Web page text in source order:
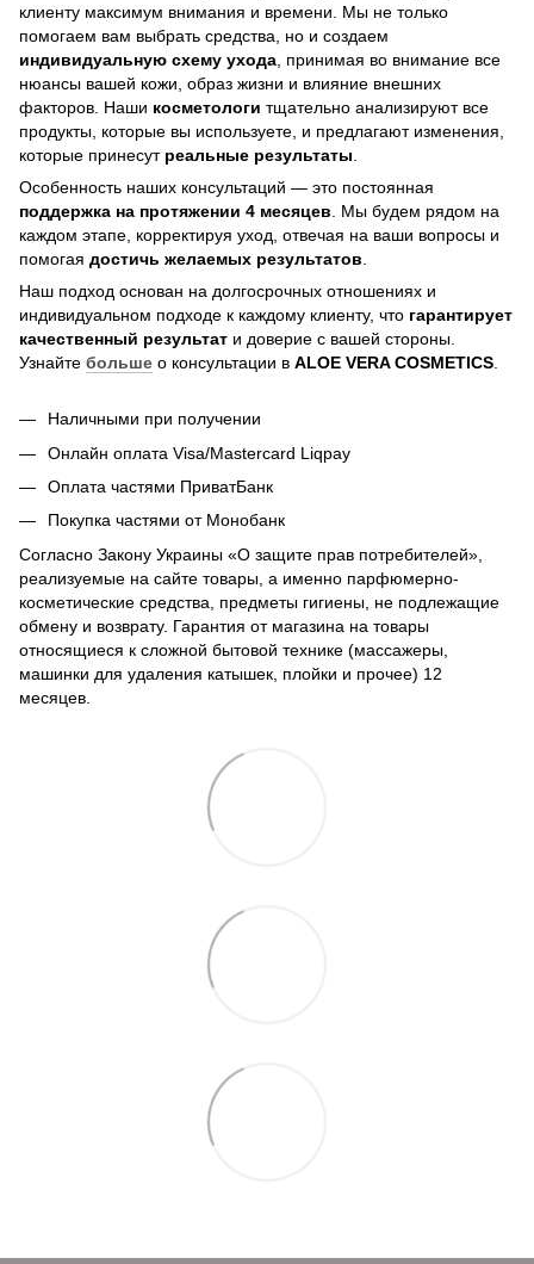
клиенту максимум внимания и времени. Мы не только
помогаем вам выбрать средства, но и создаем
индивидуальную схему ухода , принимая во внимание все
нюансы вашей кожи, образ жизни и влияние внешних
факторов. Наши косметологи тщательно анализируют все
продукты, которые вы используете, и предлагают изменения,
которые принесут реальные результаты
Особенность наших консультаций — это постоянная
поддержка на протяжении 4 месяцев . Мы будем рядом на
каждом этапе, корректируя уход, отвечая на ваши вопросы и
помогая достичь желаемых результатов
Наш подход основан на долгосрочных отношениях и
индивидуальном подходе к каждому клиенту, что гарантирует
качественный результат и доверие с вашей стороны.
Узнайте больше о консультации в ALOE VERA COSMETICS
Наличными при получении
Онлайн оплата Visa/Mastercard Liqpay
Оплата частями ПриватБанк
Покупка частями от Монобанк
Согласно Закону Украины «О защите прав потребителей»,
реализуемые на сайте товары, а именно парфюмерно-
косметические средства, предметы гигиены, не подлежащие
обмену и возврату. Гарантия от магазина на товары
относящиеся к сложной бытовой технике (массажеры,
машинки для удаления катышек, плойки и прочее) 12
месяцев.